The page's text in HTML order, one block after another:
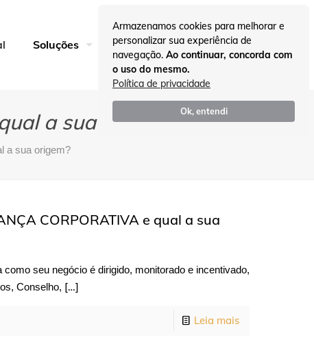
Armazenamos cookies para melhorar e
personalizar sua experiência de
navegação. Ao continuar, concorda com
o uso do mesmo.
Política de privacidade
Ok, entendi
Soluções Insights Entre em Contato
a sua origem?
a sua origem?
CORPORATIVA e qual a sua
seu negócio é dirigido, monitorado e incentivado,
Conselho, […]
Leia mais